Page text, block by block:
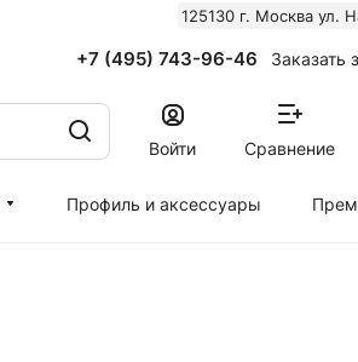
125130 г. Москва ул.
+7 (495) 743-96-46 Заказать
Войти Сравнение
Профиль и аксессуары